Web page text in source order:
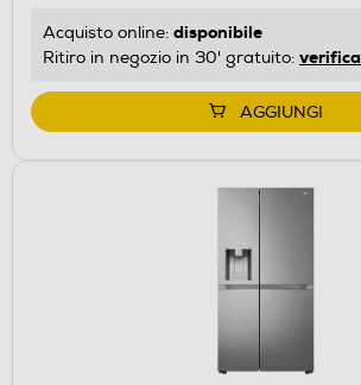
energetico
Youreko.
Acquisto online: disponibile
Ritiro in negozio in 30' gratuito: verifica
AGGIUNGI